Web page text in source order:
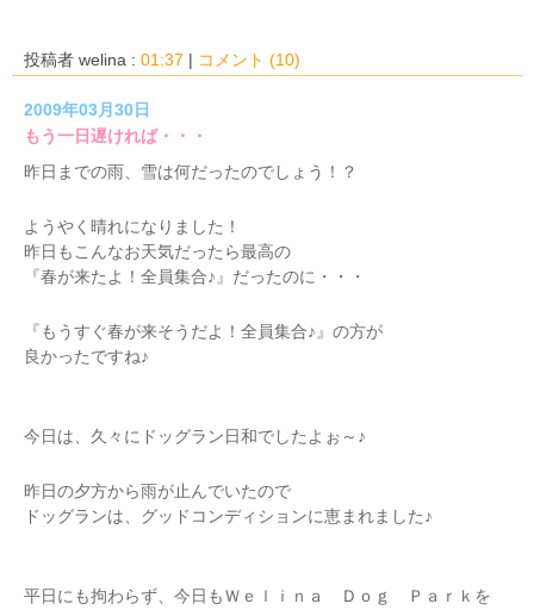
投稿者 welina : 01:37 | コメント (10)
2009年03月30日
もう一日遅ければ・・・
昨日までの雨、雪は何だったのでしょう！？
ようやく晴れになりました！
昨日もこんなお天気だったら最高の
『春が来たよ！全員集合♪』だったのに・・・
『もうすぐ春が来そうだよ！全員集合♪』の方が
良かったですね♪
今日は、久々にドッグラン日和でしたよぉ～♪
昨日の夕方から雨が止んでいたので
ドッグランは、グッドコンディションに恵まれました♪
平日にも拘わらず、今日もＷｅｌｉｎａ Ｄｏｇ Ｐａｒｋを